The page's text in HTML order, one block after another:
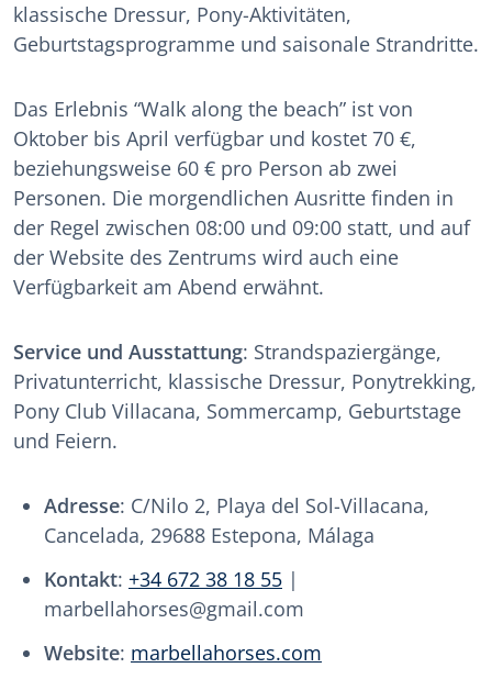
klassische Dressur, Pony-Aktivitäten,
Geburtstagsprogramme und saisonale Strandritte.
Das Erlebnis “Walk along the beach” ist von
Oktober bis April verfügbar und kostet 70 €,
beziehungsweise 60 € pro Person ab zwei
Personen. Die morgendlichen Ausritte finden in
der Regel zwischen 08:00 und 09:00 statt, und auf
der Website des Zentrums wird auch eine
Verfügbarkeit am Abend erwähnt.
Service und Ausstattung: Strandspaziergänge,
Privatunterricht, klassische Dressur, Ponytrekking,
Pony Club Villacana, Sommercamp, Geburtstage
und Feiern.
Adresse: C/Nilo 2, Playa del Sol-Villacana,
Cancelada, 29688 Estepona, Málaga
Kontakt: +34 672 38 18 55 |
marbellahorses@gmail.com
Website: marbellahorses.com